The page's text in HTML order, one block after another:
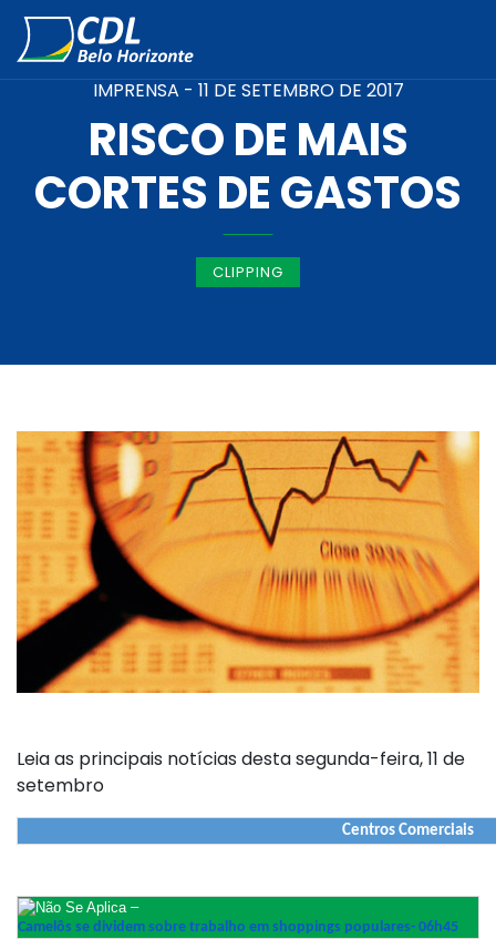
IMPRENSA - 11 DE SETEMBRO DE 2017
RISCO DE MAIS
CORTES DE GASTOS
CLIPPING
Leia as principais notícias desta segunda-feira, 11 de
setembro
Centros Comerciais
–
Camelôs se dividem sobre trabalho em shoppings populares- 06h45